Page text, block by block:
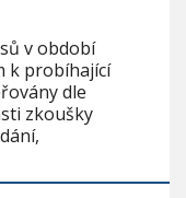
v období
k probíhající
dle
zkoušky